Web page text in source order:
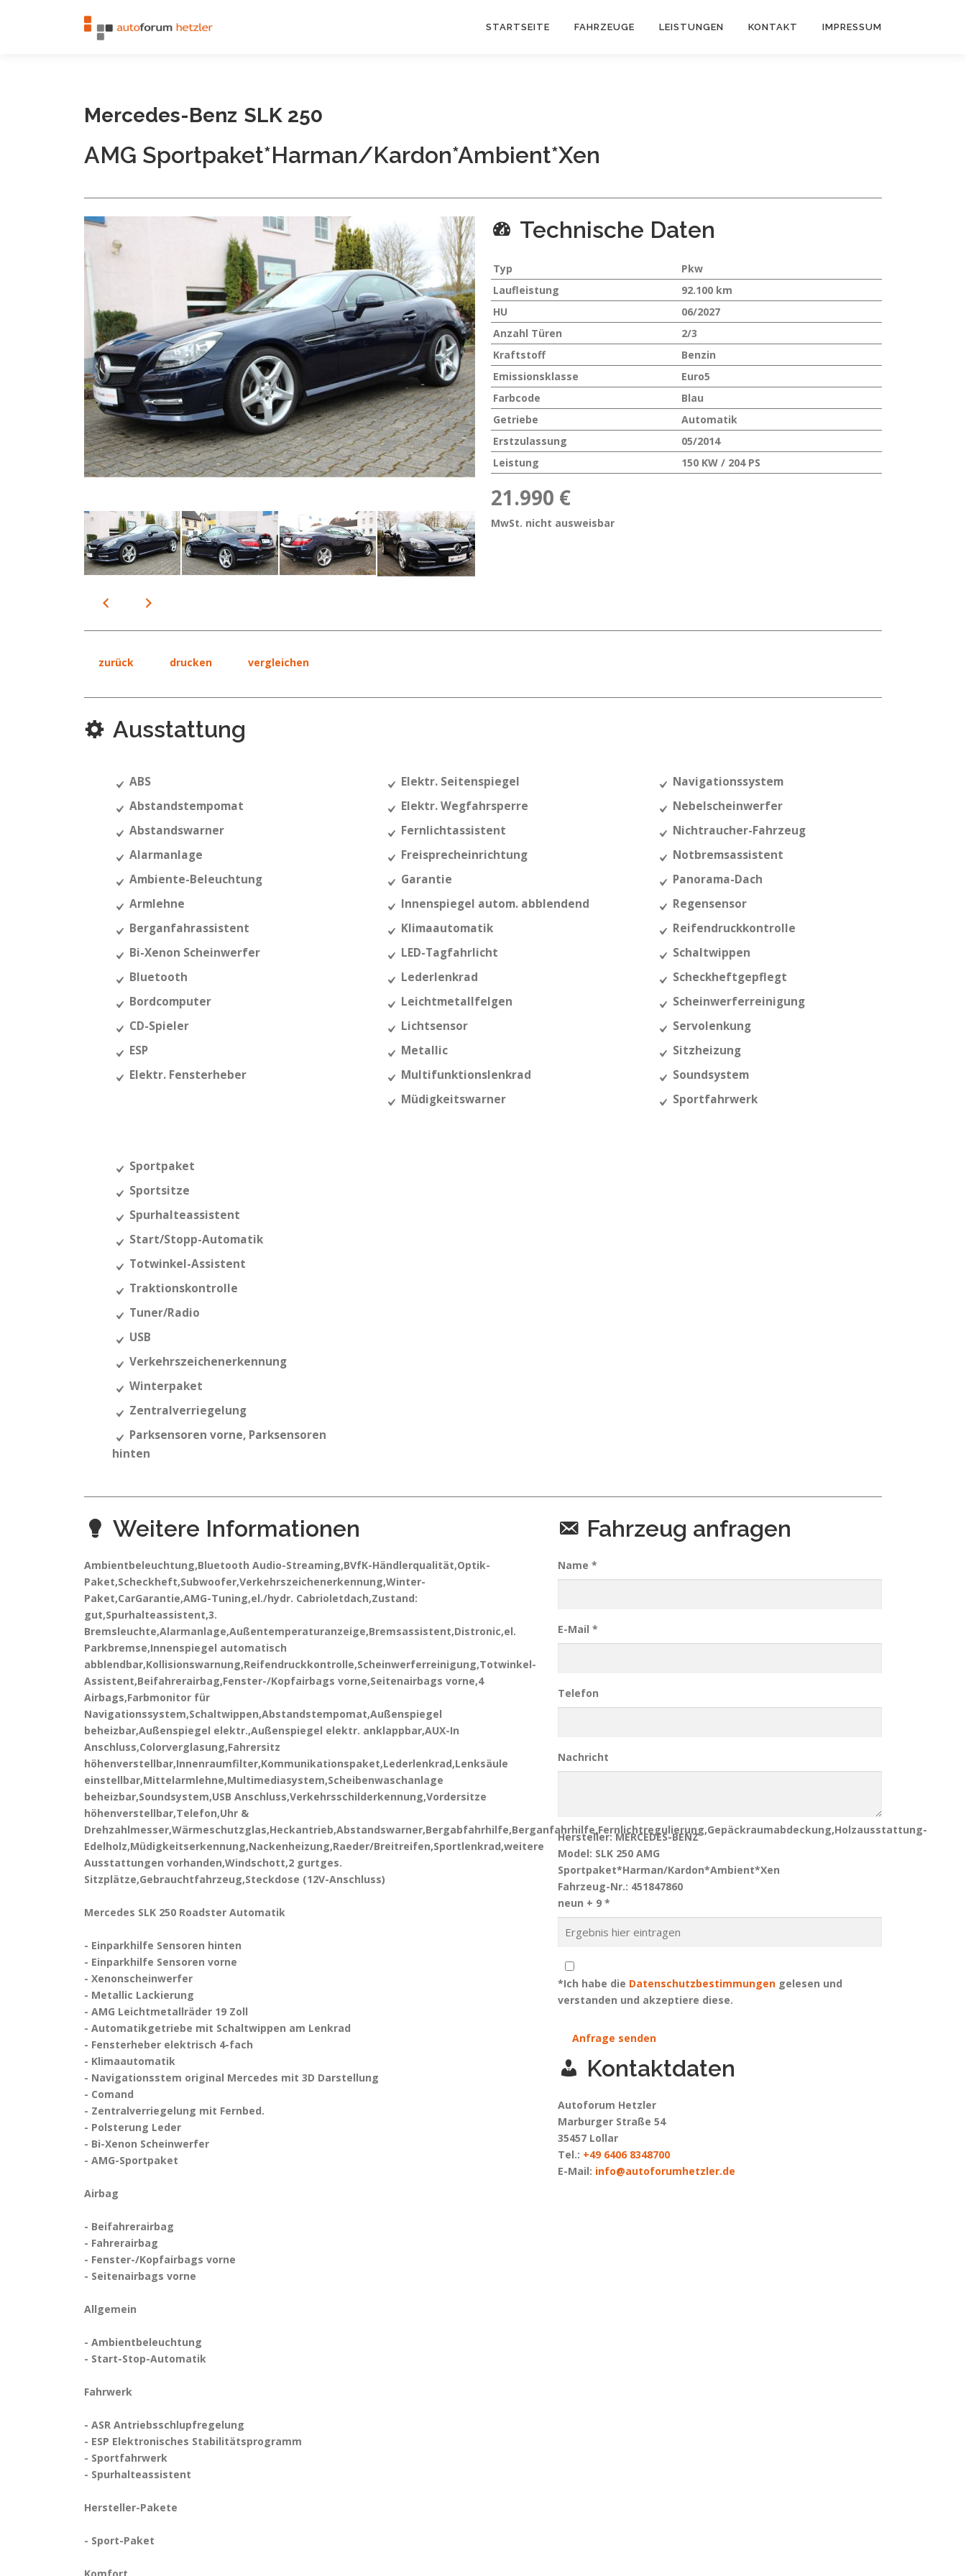
STARTSEITE FAHRZEUGE LEISTUNGEN KONTAKT IMPRESSUM
Mercedes-Benz SLK 250
AMG Sportpaket*Harman/Kardon*Ambient*Xen
Technische Daten
Typ
Pkw
Laufleistung
92.100 km
HU
06/2027
Anzahl Türen
2/3
Kraftstoff
Benzin
Emissionsklasse
Euro5
Farbcode
Blau
Getriebe
Automatik
Erstzulassung
05/2014
Leistung
150 KW / 204 PS
21.990 €
MwSt. nicht ausweisbar
zurück drucken vergleichen
Ausstattung
ABS
Abstandstempomat
Abstandswarner
Alarmanlage
Ambiente-Beleuchtung
Armlehne
Berganfahrassistent
Bi-Xenon Scheinwerfer
Bluetooth
Bordcomputer
CD-Spieler
ESP
Elektr. Fensterheber
Elektr. Seitenspiegel
Elektr. Wegfahrsperre
Fernlichtassistent
Freisprecheinrichtung
Garantie
Innenspiegel autom. abblendend
Klimaautomatik
LED-Tagfahrlicht
Lederlenkrad
Leichtmetallfelgen
Lichtsensor
Metallic
Multifunktionslenkrad
Müdigkeitswarner
Navigationssystem
Nebelscheinwerfer
Nichtraucher-Fahrzeug
Notbremsassistent
Panorama-Dach
Regensensor
Reifendruckkontrolle
Schaltwippen
Scheckheftgepflegt
Scheinwerferreinigung
Servolenkung
Sitzheizung
Soundsystem
Sportfahrwerk
Sportpaket
Sportsitze
Spurhalteassistent
Start/Stopp-Automatik
Totwinkel-Assistent
Traktionskontrolle
Tuner/Radio
USB
Verkehrszeichenerkennung
Winterpaket
Zentralverriegelung
Parksensoren vorne, Parksensoren
hinten
Weitere Informationen
Ambientbeleuchtung,Bluetooth Audio-Streaming,BVfK-Händlerqualität,Optik-
Paket,Scheckheft,Subwoofer,Verkehrszeichenerkennung,Winter-
Paket,CarGarantie,AMG-Tuning,el./hydr. Cabrioletdach,Zustand:
gut,Spurhalteassistent,3.
Bremsleuchte,Alarmanlage,Außentemperaturanzeige,Bremsassistent,Distronic,el.
Parkbremse,Innenspiegel automatisch
abblendbar,Kollisionswarnung,Reifendruckkontrolle,Scheinwerferreinigung,Totwinkel-
Assistent,Beifahrerairbag,Fenster-/Kopfairbags vorne,Seitenairbags vorne,4
Airbags,Farbmonitor für
Navigationssystem,Schaltwippen,Abstandstempomat,Außenspiegel
beheizbar,Außenspiegel elektr.,Außenspiegel elektr. anklappbar,AUX-In
Anschluss,Colorverglasung,Fahrersitz
höhenverstellbar,Innenraumfilter,Kommunikationspaket,Lederlenkrad,Lenksäule
einstellbar,Mittelarmlehne,Multimediasystem,Scheibenwaschanlage
beheizbar,Soundsystem,USB Anschluss,Verkehrsschilderkennung,Vordersitze
höhenverstellbar,Telefon,Uhr &
Drehzahlmesser,Wärmeschutzglas,Heckantrieb,Abstandswarner,Bergabfahrhilfe,Berganfahrhilfe,Fernlichtregulierung,Gepäckraumabdeckung,Holzausstattung-
Edelholz,Müdigkeitserkennung,Nackenheizung,Raeder/Breitreifen,Sportlenkrad,weitere
Ausstattungen vorhanden,Windschott,2 gurtges.
Sitzplätze,Gebrauchtfahrzeug,Steckdose (12V-Anschluss)
Mercedes SLK 250 Roadster Automatik
- Einparkhilfe Sensoren hinten
- Einparkhilfe Sensoren vorne
- Xenonscheinwerfer
- Metallic Lackierung
- AMG Leichtmetallräder 19 Zoll
- Automatikgetriebe mit Schaltwippen am Lenkrad
- Fensterheber elektrisch 4-fach
- Klimaautomatik
- Navigationsstem original Mercedes mit 3D Darstellung
- Comand
- Zentralverriegelung mit Fernbed.
- Polsterung Leder
- Bi-Xenon Scheinwerfer
- AMG-Sportpaket
Airbag
- Beifahrerairbag
- Fahrerairbag
- Fenster-/Kopfairbags vorne
- Seitenairbags vorne
Allgemein
- Ambientbeleuchtung
- Start-Stop-Automatik
Fahrwerk
- ASR Antriebsschlupfregelung
- ESP Elektronisches Stabilitätsprogramm
- Sportfahrwerk
- Spurhalteassistent
Hersteller-Pakete
- Sport-Paket
Fahrzeug anfragen
Name *
E-Mail *
Telefon
Nachricht
Hersteller: MERCEDES-BENZ
Model: SLK 250 AMG
Sportpaket*Harman/Kardon*Ambient*Xen
Fahrzeug-Nr.: 451847860
neun + 9 *
*Ich habe die Datenschutzbestimmungengelesen und
verstanden und akzeptiere diese.
Anfrage senden
Kontaktdaten
Autoforum Hetzler
Marburger Straße 54
35457 Lollar
Tel.: +49 6406 8348700
E-Mail: info@autoforumhetzler.de